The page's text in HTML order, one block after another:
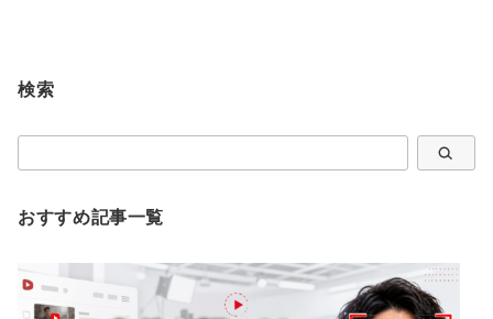
検索
検
おすすめ記事一覧